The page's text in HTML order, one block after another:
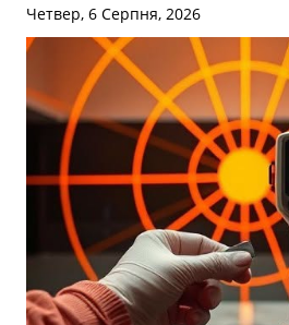
Четвер, 6 Серпня, 2026